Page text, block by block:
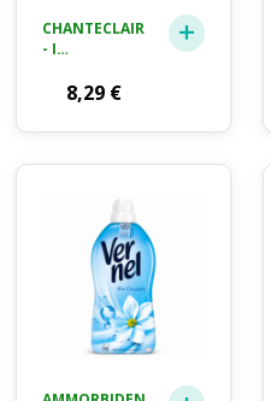
CHANTECLAIR
- I
PROFUMA
SALI MARINI E
PROFUMO
PERSISTENTE
SUI CAPI - 220
8,29 €